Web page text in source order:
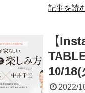
記事を読
【
10/
2022/